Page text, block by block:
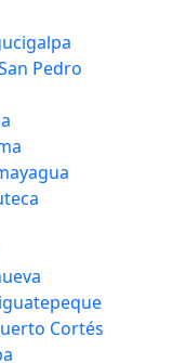
Pedro
Cortés